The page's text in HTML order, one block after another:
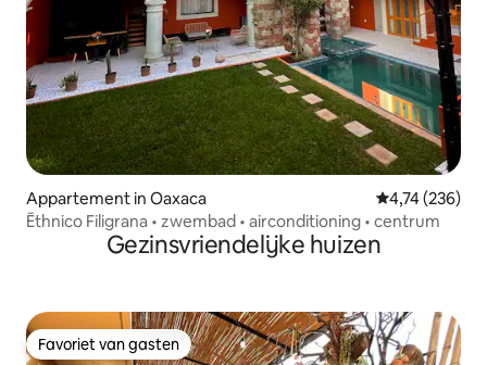
Appartement in Oaxaca Gemiddelde
4,74 (236)
Ēthnico Filigrana • zwembad • airconditioning • centrum
Gezinsvriendelijke huizen
Favoriet van gasten
Favoriet van gasten